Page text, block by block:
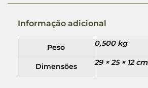
Informação adicional
Peso 0,500 kg
Dimensões 29 × 25 × 12 cm